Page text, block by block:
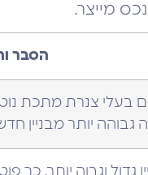
מייצר.
הסבר
בעלי צנרת מתכת
גבוהה יותר
גדול וגבוה יותר, כך